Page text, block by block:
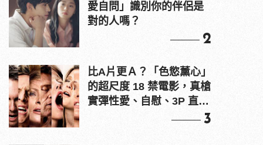
愛自問」識別你的伴侶是
對的人嗎？
2
比A片更Ａ？「色慾薰心」
的超尺度 18 禁電影，真槍
實彈性愛、自慰、3P 直接
3